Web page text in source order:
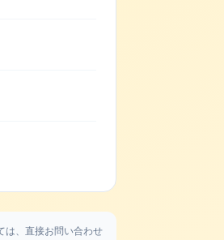
は、直接お問い合わせ